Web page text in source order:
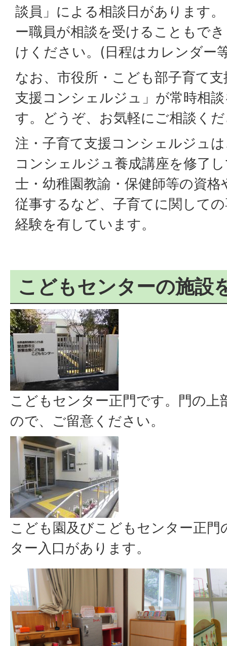
談員」による相談日があります
ー職員が相談を受けることもで
けください。(日程はカレンダー
なお、市役所・こども部子育て
支援コンシェルジュ」が常時相
す。どうぞ、お気軽にご相談く
注・子育て支援コンシェルジュ
コンシェルジュ養成講座を修了
士・幼稚園教諭・保健師等の資
従事するなど、子育てに関して
経験を有しています。
こどもセンターの施設
こどもセンター正門です。門の
ので、ご留意ください。
こども園及びこどもセンター正
ター入口があります。